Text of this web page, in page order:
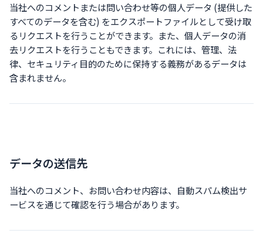
当社へのコメントまたは問い合わせ等の個人データ (提供した
すべてのデータを含む) をエクスポートファイルとして受け取
るリクエストを行うことができます。また、個人データの消
去リクエストを行うこともできます。これには、管理、法
律、セキュリティ目的のために保持する義務があるデータは
含まれません。
データの送信先
当社へのコメント、お問い合わせ内容は、自動スパム検出サ
ービスを通じて確認を行う場合があります。